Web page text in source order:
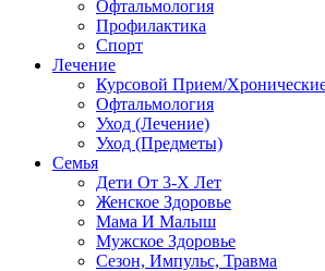
Офтальмология
Профилактика
Спорт
Лечение
Курсовой Прием/
Офтальмология
Уход (Лечение)
Уход (Предметы)
Семья
Дети От 3-Х Лет
Женское Здоровье
Мама И Малыш
Мужское Здоровье
Сезон, Импульс, Травма